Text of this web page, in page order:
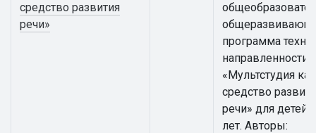
средство развития
речи»
программа
направленности
«Мультстудия как
средство
речи» для детей
лет. Авторы: